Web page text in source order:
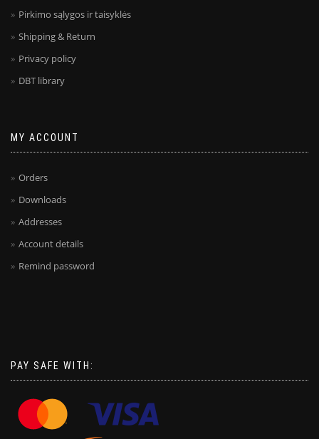
Pirkimo sąlygos ir taisyklės
Shipping & Return
Privacy policy
DBT library
MY ACCOUNT
Orders
Downloads
Addresses
Account details
Remind password
PAY SAFE WITH: